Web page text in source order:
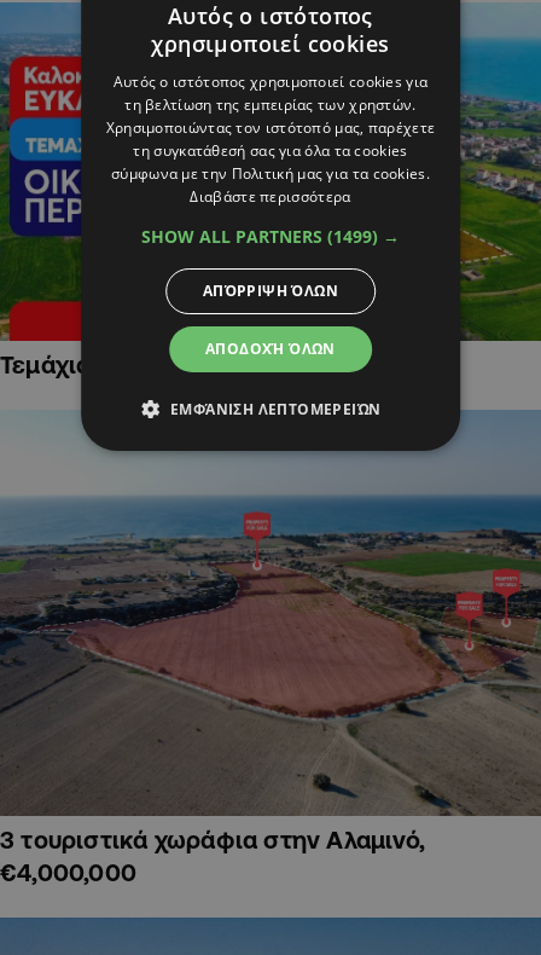
Τεμάχια Γης σε Οικιστικές Περιοχές
3 τουριστικά χωράφια στην Αλαμινό,
€4,000,000
Αυτός ο ιστότοπος
χρησιμοποιεί cookies
Αυτός ο ιστότοπος χρησιμοποιεί cookies για
τη βελτίωση της εμπειρίας των χρηστών.
Χρησιμοποιώντας τον ιστότοπό μας, παρέχετε
τη συγκατάθεσή σας για όλα τα cookies
σύμφωνα με την Πολιτική μας για τα cookies.
Διαβάστε περισσότερα
SHOW ALL PARTNERS (1499) →
ΑΠΟΔΟΧΉ ΌΛΩΝ
ΑΠΌΡΡΙΨΗ ΌΛΩΝ
ΕΜΦΆΝΙΣΗ ΛΕΠΤΟΜΕΡΕΙΏΝ